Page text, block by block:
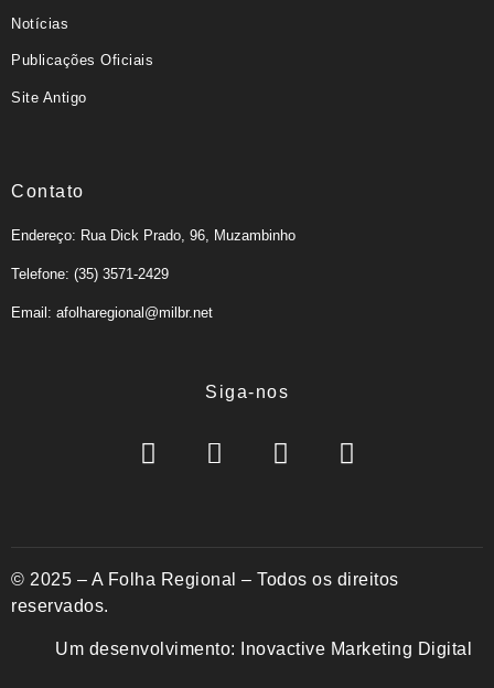
Notícias
Publicações Oficiais
Site Antigo
Contato
Endereço: Rua Dick Prado, 96, Muzambinho
Telefone: (35) 3571-2429
Email: afolharegional@milbr.net
Siga-nos
© 2025 – A Folha Regional – Todos os direitos
reservados.
Um desenvolvimento: Inovactive Marketing Digital